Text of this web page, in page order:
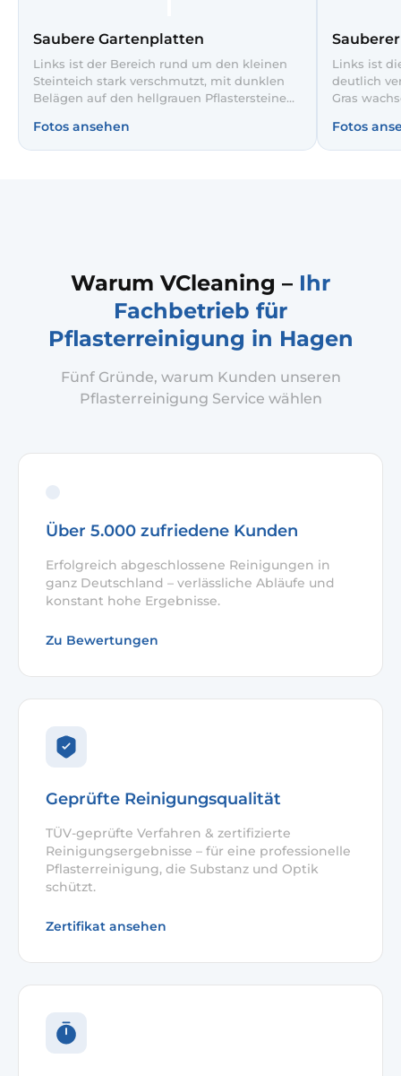
Saubere Gartenplatten
Links ist der Bereich rund um den kleinen
Steinteich stark verschmutzt, mit dunklen
Belägen auf den hellgrauen Pflastersteinen
Hochdruck- und Tiefenreinigung wirken
Mauerkrone und Weg deutlich heller, die
Fotos ansehen
Links ist
deutlich
Gras
der Weg
ordentlich,
Fotos
Warum VCleaning – Ihr
Fachbetrieb für
Pflasterreinigung in Hagen
Fünf Gründe, warum Kunden unseren
Pflasterreinigung Service wählen
Über 5.000 zufriedene Kunden
Erfolgreich abgeschlossene Reinigungen in
ganz Deutschland – verlässliche Abläufe und
konstant hohe Ergebnisse.
Zu Bewertungen
Geprüfte Reinigungsqualität
TÜV-geprüfte Verfahren & zertifizierte
Reinigungsergebnisse – für eine professionelle
Pflasterreinigung, die Substanz und Optik
schützt.
Zertifikat ansehen